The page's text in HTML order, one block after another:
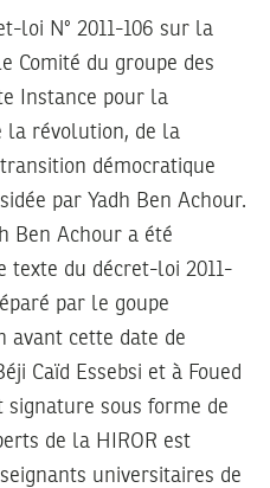
loi N° 2011-106 sur la
Comité du groupe des
Instance pour la
la révolution, de la
démocratique
par Yadh Ben Achour.
Ben Achour a été
texte du décret-loi 2011-
par le goupe
avant cette date de
Caïd Essebsi et à Foued
signature sous forme de
de la HIROR est
universitaires de